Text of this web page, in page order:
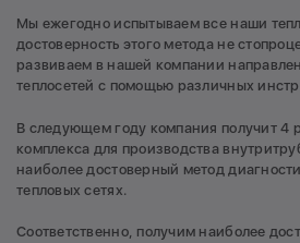
Мы ежегодно испытываем все наши
достоверность этого метода не
развиваем в нашей компании
теплосетей с помощью различных
В следующем году компания получит 4
комплекса для производства
наиболее достоверный метод
тепловых сетях.
Соответственно, получим наиболее